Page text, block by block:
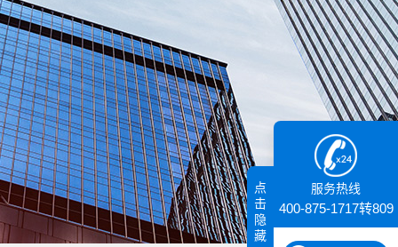
服务热线
400-875-1717转809
点
击
隐
藏